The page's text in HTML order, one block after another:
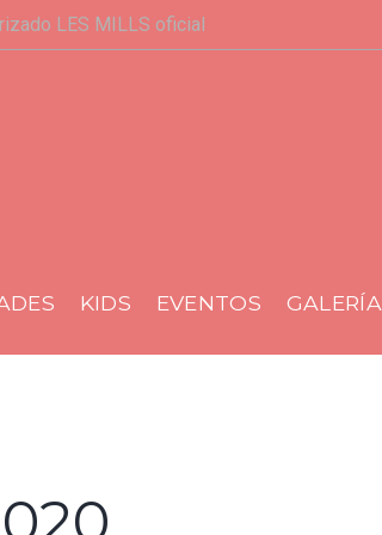
LES MILLS oficial
KIDS EVENTOS GALERÍA